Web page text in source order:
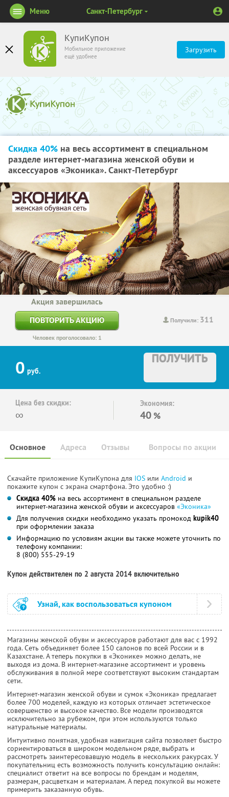
КупиКупон
Мобильное приложение
ещё удобнее
Загрузить
Меню Санкт-Петербург
Скидка 40% на весь ассортимент в специальном
разделе интернет-магазина женской обуви и
аксессуаров «Эконика». Санкт-Петербург
Получили: 311
Акция завершилась
ПОВТОРИТЬ АКЦИЮ
Человек проголосовало: 1
0 руб.
ПОЛУЧИТЬ
Цена без скидки:
∞
Экономия:
40 %
Основное Отзывы Вопросы по акции
Адреса
Скачайте приложение КупиКупона для IOS или Android и
покажите купон с экрана смартфона. Это удобно :)
Скидка 40% на весь ассортимент в специальном разделе
интернет-магазина женской обуви и аксессуаров «Эконика»
Для получения скидки необходимо указать промокод kupik40
при оформлении заказа
Информацию по условиям акции вы также можете уточнить по
телефону компании:
8 (800) 555-29-19
Купон действителен по 2 августа 2014 включительно
Узнай, как воспользоваться купоном
Магазины женской обуви и аксессуаров работают для вас с 1992
года. Сеть объединяет более 150 салонов по всей России и в
Казахстане. А теперь покупки в «Эконике» можно делать, не
выходя из дома. В интернет-магазине ассортимент и уровень
обслуживания в полной мере соответствуют высоким стандартам
сети.
Интернет-магазин женской обуви и сумок «Эконика» предлагает
более 700 моделей, каждую из которых отличает эстетическое
совершенство и высокое качество. Все модели производятся
исключительно за рубежом, при этом используются только
натуральные материалы.
Интуитивно понятная, удобная навигация сайта позволяет быстро
сориентироваться в широком модельном ряде, выбрать и
рассмотреть заинтересовавшую модель в нескольких ракурсах. У
покупательниц есть возможность получить консультацию онлайн:
специалист ответит на все вопросы по брендам и моделям,
размерам, расцветкам и материалам. А перед покупкой вы можете
примерить заказанную обувь.